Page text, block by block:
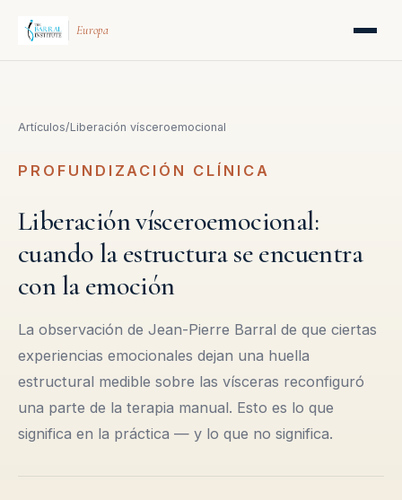
Europa
Artículos/Liberación vísceroemocional
PROFUNDIZACIÓN CLÍNICA
Liberación vísceroemocional:
cuando la estructura se encuentra
con la emoción
La observación de Jean-Pierre Barral de que ciertas
experiencias emocionales dejan una huella
estructural medible sobre las vísceras reconfiguró
una parte de la terapia manual. Esto es lo que
significa en la práctica — y lo que no significa.